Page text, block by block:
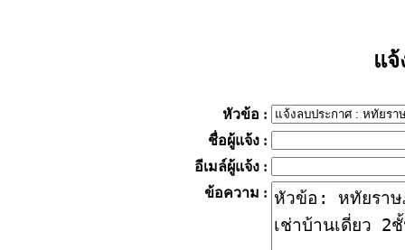
แจ้
หัวข้อ :
ชื่อผู้แจ้ง :
อีเมล์ผู้แจ้ง :
ข้อความ :